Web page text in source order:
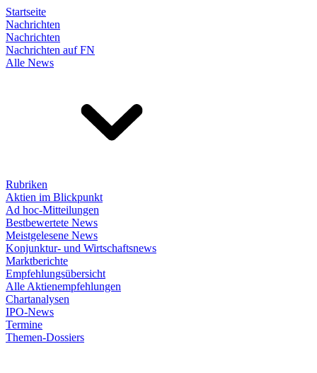
Startseite
Nachrichten
Nachrichten
Nachrichten auf FN
Alle News
Rubriken
Aktien im Blickpunkt
Ad hoc-Mitteilungen
Bestbewertete News
Meistgelesene News
Konjunktur- und Wirtschaftsnews
Marktberichte
Empfehlungsübersicht
Alle Aktienempfehlungen
Chartanalysen
IPO-News
Termine
Themen-Dossiers